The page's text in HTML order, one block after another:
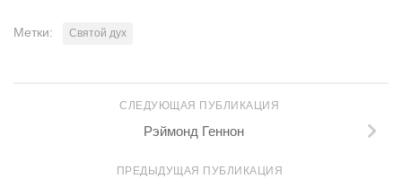
Метки: Святой дух
СЛЕДУЮЩАЯ ПУБЛИКАЦИЯ
Рэймонд Геннон
ПРЕДЫДУЩАЯ ПУБЛИКАЦИЯ